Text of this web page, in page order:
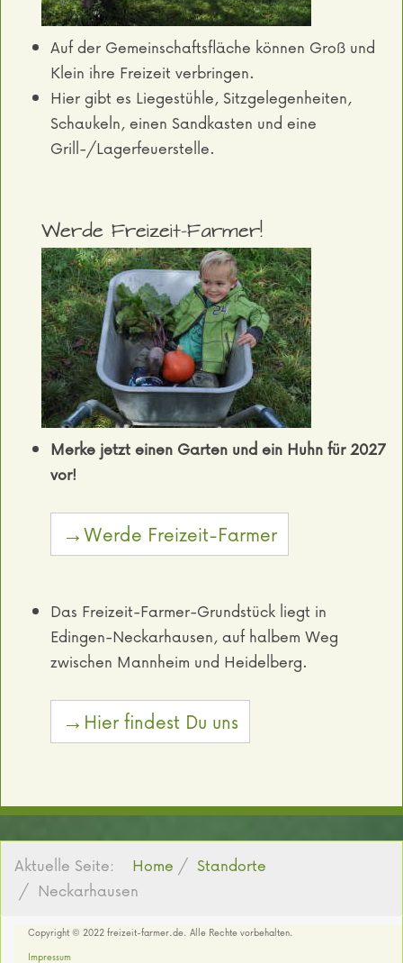
Auf der Gemeinschaftsfläche können Groß und
Klein ihre Freizeit verbringen.
Hier gibt es Liegestühle, Sitzgelegenheiten,
Schaukeln, einen Sandkasten und eine
Grill-/Lagerfeuerstelle.
Werde Freizeit-Farmer!
Merke jetzt einen Garten und ein Huhn für 2027
vor!
→Werde Freizeit-Farmer
Das Freizeit-Farmer-Grundstück liegt in
Edingen-Neckarhausen, auf halbem Weg
zwischen Mannheim und Heidelberg.
→Hier findest Du uns
Aktuelle Seite: Home
Standorte
Neckarhausen
Copyright © 2022 freizeit-farmer.de. Alle Rechte vorbehalten.
Impressum